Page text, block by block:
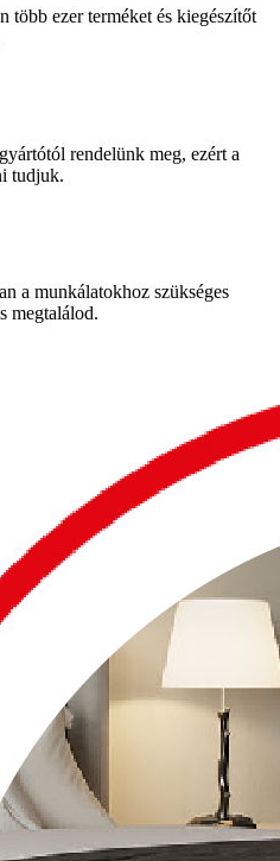
több ezer terméket és kiegészítőt
rendelünk meg, ezért a
tudjuk.
a munkálatokhoz szükséges
megtalálod.